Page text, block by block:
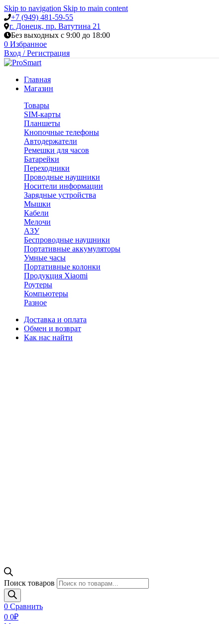
Skip to navigation Skip to main content
+7 (949) 481-59-55
г. Донецк, пр. Ватутина 21
Без выходных с 9:00 до 18:00
0 Избранное
Вход / Регистрация
Главная
Магазин
Товары
SIM-карты
Планшеты
Кнопочные телефоны
Автодержатели
Ремешки для часов
Батарейки
Переходники
Проводные наушники
Носители информации
Зарядные устройства
Мышки
Кабели
Мелочи
АЗУ
Беспроводные наушники
Портативные аккумуляторы
Умные часы
Портативные колонки
Продукция Xiaomi
Роутеры
Компьютеры
Разное
Доставка и оплата
Обмен и возврат
Как нас найти
Поиск товаров
0 Сравнить
0 0₽